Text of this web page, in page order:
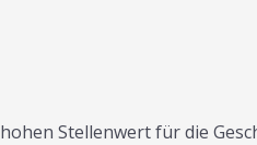
Stellenwert für die